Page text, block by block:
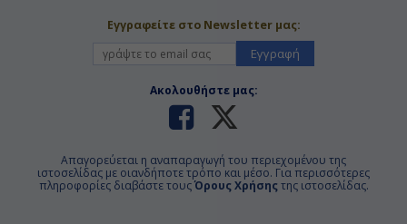
Εγγραφείτε στο Newsletter μας:
Εγγραφή
Ακολουθήστε μας:
Απαγορεύεται η αναπαραγωγή του περιεχομένου της
ιστοσελίδας με οιανδήποτε τρόπο και μέσο. Για περισσότερες
πληροφορίες διαβάστε τουςΌρους Χρήσης της ιστοσελίδας.